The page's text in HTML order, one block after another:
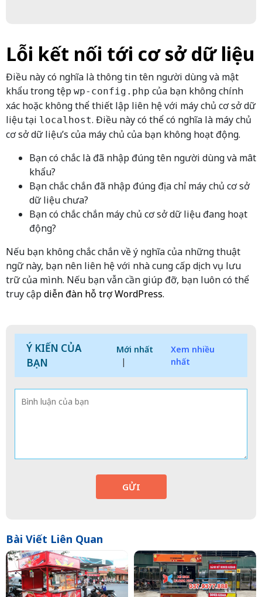
Lỗi kết nối tới cơ sở dữ liệu
Điều này có nghĩa là thông tin tên người dùng và mật
khẩu trong tệp wp-config.php của bạn không chính
xác hoặc không thể thiết lập liên hệ với máy chủ cơ sở dữ
liệu tại localhost. Điều này có thể có nghĩa là máy chủ
cơ sở dữ liệu’s của máy chủ của bạn không hoạt động.
Bạn có chắc là đã nhập đúng tên người dùng và mât
khẩu?
Bạn chắc chắn đã nhập đúng địa chỉ máy chủ cơ sở
dữ liệu chưa?
Bạn có chắc chắn máy chủ cơ sở dữ liệu đang hoạt
động?
Nếu bạn không chắc chắn về ý nghĩa của những thuật
ngữ này, bạn nên liên hệ với nhà cung cấp dịch vụ lưu
trữ của mình. Nếu bạn vẫn cần giúp đỡ, bạn luôn có thể
truy cậpdiễn đàn hỗ trợ WordPress.
Ý KIẾN CỦA
BẠN
Mới nhất
|
Xem nhiều
nhất
GỬI
Bài Viết Liên Quan